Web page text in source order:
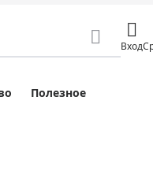
Вход
Полезное